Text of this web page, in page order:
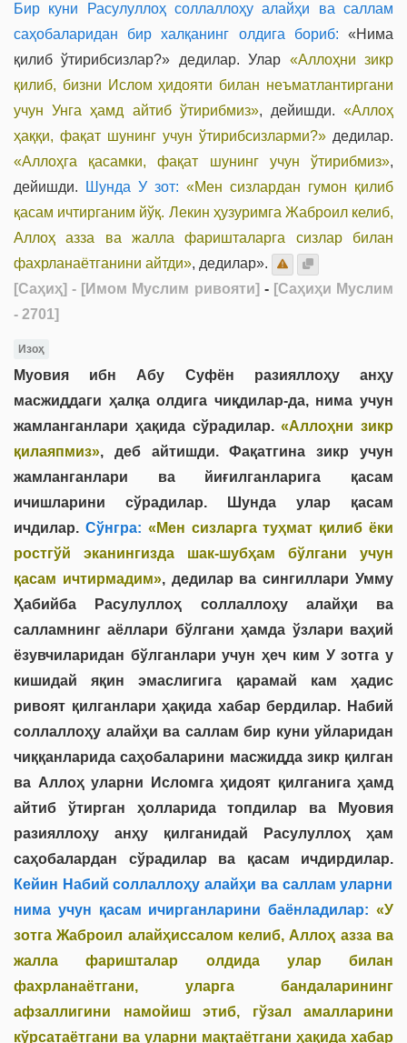
Бир куни Расулуллоҳ соллаллоҳу алайҳи ва саллам
саҳобаларидан бир халқанинг олдига бориб: «Нима
қилиб ўтирибсизлар?» дедилар. Улар «Аллоҳни зикр
қилиб, бизни Ислом ҳидояти билан неъматлантиргани
учун Унга ҳамд айтиб ўтирибмиз», дейишди.«Аллоҳ
ҳаққи, фақат шунинг учун ўтирибсизларми?» дедилар.
«Аллоҳга қасамки, фақат шунинг учун ўтирибмиз»,
дейишди. Шунда У зот: «Мен сизлардан гумон қилиб
қасам ичтирганим йўқ. Лекин ҳузуримга Жаброил келиб,
Аллоҳ азза ва жалла фаришталарга сизлар билан
фахрланаётганини айтди», дедилар».
[Саҳиҳ] - [Имом Муслим ривояти] - [Саҳиҳи Муслим
- 2701]
Изоҳ
Муовия ибн Абу Суфён разияллоҳу анҳу
масжиддаги ҳалқа олдига чиқдилар-да, нима учун
жамланганлари ҳақида сўрадилар.«Аллоҳни зикр
қилаяпмиз», деб айтишди. Фақатгина зикр учун
жамланганлари ва йиғилганларига қасам
ичишларини сўрадилар. Шунда улар қасам
ичдилар. Сўнгра: «Мен сизларга туҳмат қилиб ёки
ростгўй эканингизда шак-шубҳам бўлгани учун
қасам ичтирмадим», дедилар ва сингиллари Умму
Ҳабийба Расулуллоҳ соллаллоҳу алайҳи ва
салламнинг аёллари бўлгани ҳамда ўзлари ваҳий
ёзувчиларидан бўлганлари учун ҳеч ким У зотга у
кишидай яқин эмаслигига қарамай кам ҳадис
ривоят қилганлари ҳақида хабар бердилар. Набий
соллаллоҳу алайҳи ва саллам бир куни уйларидан
чиққанларида саҳобаларини масжидда зикр қилган
ва Аллоҳ уларни Исломга ҳидоят қилганига ҳамд
айтиб ўтирган ҳолларида топдилар ва Муовия
разияллоҳу анҳу қилганидай Расулуллоҳ ҳам
саҳобалардан сўрадилар ва қасам ичдирдилар.
Кейин Набий соллаллоҳу алайҳи ва саллам уларни
нима учун қасам ичирганларини баёнладилар: «У
зотга Жаброил алайҳиссалом келиб, Аллоҳ азза ва
жалла фаришталар олдида улар билан
фахрланаётгани, уларга бандаларининг
афзаллигини намойиш этиб, гўзал амалларини
кўрсатаётгани ва уларни мақтаётгани ҳақида хабар